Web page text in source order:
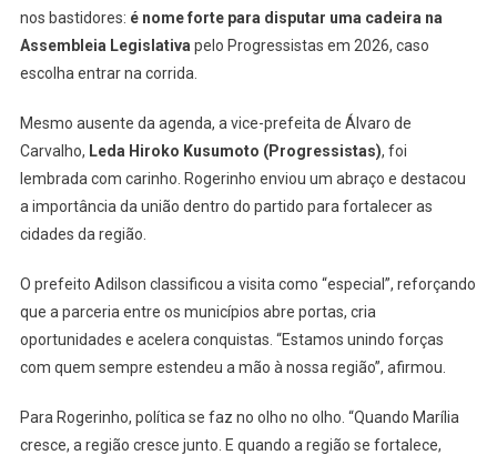
nos bastidores: é nome forte para disputar uma cadeira na
Assembleia Legislativa pelo Progressistas em 2026, caso
escolha entrar na corrida.
Mesmo ausente da agenda, a vice-prefeita de Álvaro de
Carvalho, Leda Hiroko Kusumoto (Progressistas), foi
lembrada com carinho. Rogerinho enviou um abraço e destacou
a importância da união dentro do partido para fortalecer as
cidades da região.
O prefeito Adilson classificou a visita como “especial”, reforçando
que a parceria entre os municípios abre portas, cria
oportunidades e acelera conquistas. “Estamos unindo forças
com quem sempre estendeu a mão à nossa região”, afirmou.
Para Rogerinho, política se faz no olho no olho. “Quando Marília
cresce, a região cresce junto. E quando a região se fortalece,